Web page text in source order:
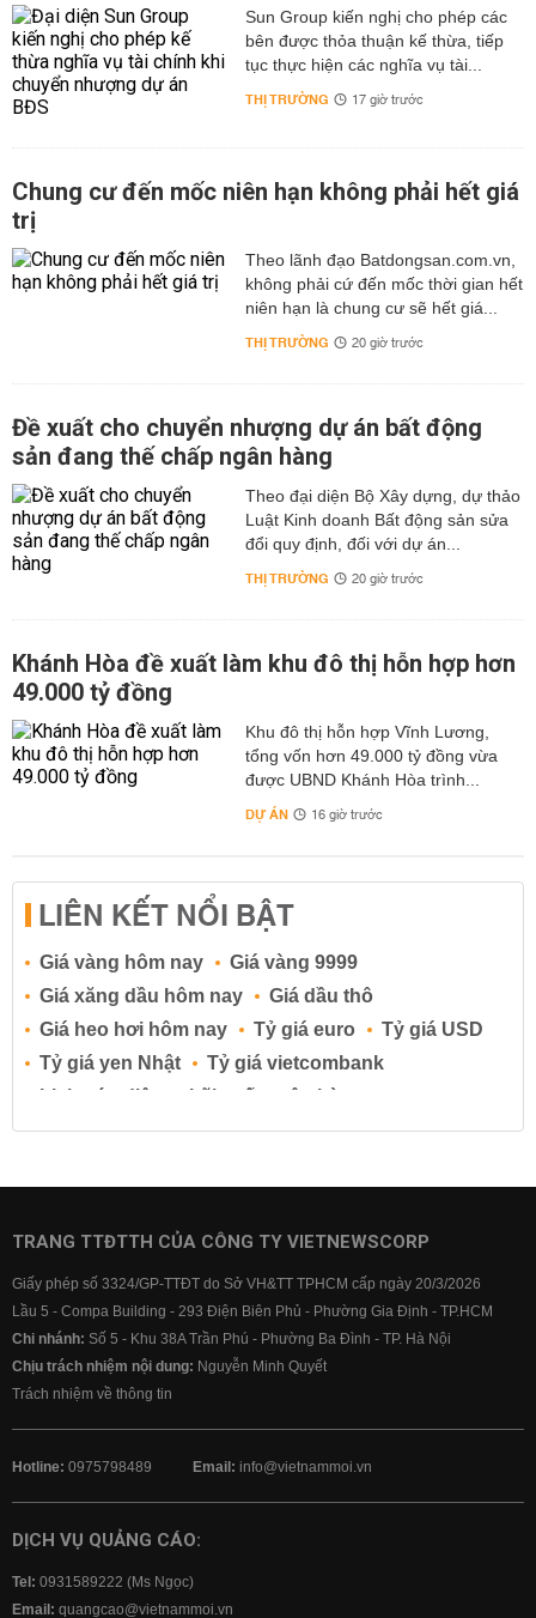
Sun Group kiến nghị cho phép các
bên được thỏa thuận kế thừa, tiếp
tục thực hiện các nghĩa vụ tài...
THỊ TRƯỜNG 17 giờ trước
Chung cư đến mốc niên hạn không phải hết giá
trị
Theo lãnh đạo Batdongsan.com.vn,
không phải cứ đến mốc thời gian hết
niên hạn là chung cư sẽ hết giá...
THỊ TRƯỜNG 20 giờ trước
Đề xuất cho chuyển nhượng dự án bất động
sản đang thế chấp ngân hàng
Theo đại diện Bộ Xây dựng, dự thảo
Luật Kinh doanh Bất động sản sửa
đổi quy định, đối với dự án...
THỊ TRƯỜNG 20 giờ trước
Khánh Hòa đề xuất làm khu đô thị hỗn hợp hơn
49.000 tỷ đồng
Khu đô thị hỗn hợp Vĩnh Lương,
tổng vốn hơn 49.000 tỷ đồng vừa
được UBND Khánh Hòa trình...
DỰ ÁN 16 giờ trước
LIÊN KẾT NỔI BẬT
Giá vàng hôm nay
Giá vàng 9999
Giá xăng dầu hôm nay
Giá dầu thô
Giá heo hơi hôm nay
Tỷ giá euro
Tỷ giá USD
Tỷ giá yen Nhật
Tỷ giá vietcombank
Lịch cúp điện
Lãi suất ngân hàng
Lãi suất tiết kiệm
Lãi suất tiền gửi
Lãi suất ngân hàng BIDV
Lãi suất ngân hàng Vietcombank
TRANG TTĐTTH CỦA CÔNG TY VIETNEWSCORP
Giấy phép số 3324/GP-TTĐT do Sở VH&TT TPHCM cấp ngày 20/3/2026
Lầu 5 - Compa Building - 293 Điện Biên Phủ - Phường Gia Định - TP.HCM
Chi nhánh: Số 5 - Khu 38A Trần Phú - Phường Ba Đình - TP. Hà Nội
Chịu trách nhiệm nội dung: Nguyễn Minh Quyết
Trách nhiệm về thông tin
Hotline: 0975798489 Email: info@vietnammoi.vn
DỊCH VỤ QUẢNG CÁO:
Tel: 0931589222 (Ms Ngọc)
Email: quangcao@vietnammoi.vn